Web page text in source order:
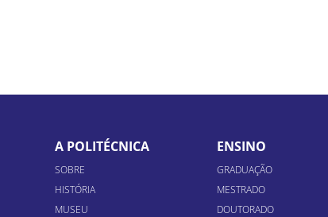
A POLITÉCNICA
SOBRE
HISTÓRIA
MUSEU
ENSINO
GRADUAÇÃO
MESTRADO
DOUTORADO